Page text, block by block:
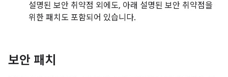
설명된 보안 취약점 외에도, 아래 설명된 보안 취약점을
위한 패치도 포함되어 있습니다.
보안 패치